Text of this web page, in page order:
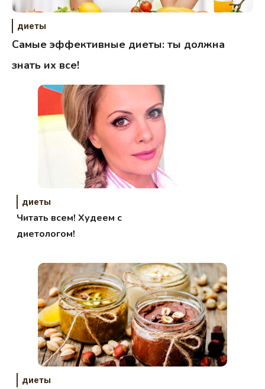
диеты
Самые эффективные диеты: ты должна
знать их все!
диеты
Читать всем! Худеем с
диетологом!
диеты